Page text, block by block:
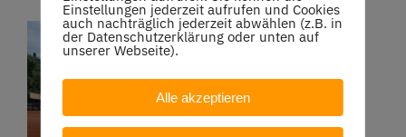
Einstellungen jederzeit aufrufen und Cookies
auch nachträglich jederzeit abwählen (z.B. in
der Datenschutzerklärung oder unten auf
unserer Webseite).
Alle akzeptieren